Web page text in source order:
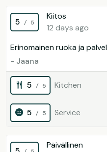
5 / 5
Kiitos
12 days ago
Erinomainen ruoka ja
- Jaana
5 / 5 Kitchen
5 / 5 Service
Päivällinen